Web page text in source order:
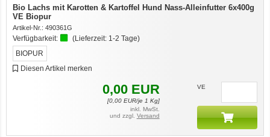
Bio Lachs mit Karotten & Kartoffel Hund Nass-Alleinfutter 6x400g
VE Biopur
Artikel-Nr.: 490361G
Verfügbarkeit: (Lieferzeit: 1-2 Tage)
BIOPUR
Diesen Artikel merken
0,00 EUR
[0,00EUR/je 1 Kg]
inkl. MwSt.
und zzgl. Versand
VE